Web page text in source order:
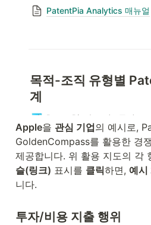
Apple을 관심 기업의 예시로,
GoldenCompass를 활용한 경
제공합니다. 위 활용 지도의 각
슬(링크) 표시를 클릭하면, 예시
니다.
투자/비용 지출 행위